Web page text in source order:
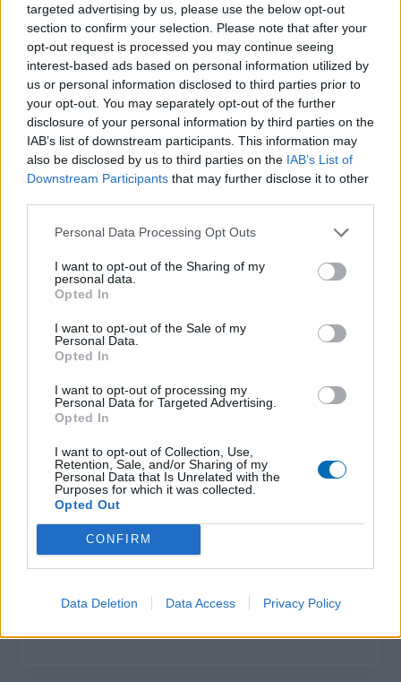
targeted advertising by us, please use the below opt-out
section to confirm your selection. Please note that after your
opt-out request is processed you may continue seeing
interest-based ads based on personal information utilized by
us or personal information disclosed to third parties prior to
your opt-out. You may separately opt-out of the further
disclosure of your personal information by third parties on the
IAB’s list of downstream participants. This information may
also be disclosed by us to third parties on the IAB’s List of
Downstream Participants that may further disclose it to other
Personal Data Processing Opt Outs
I want to opt-out of the Sharing of my
personal data.
Opted In
I want to opt-out of the Sale of my
Personal Data.
Opted In
I want to opt-out of processing my
Personal Data for Targeted Advertising.
Opted In
I want to opt-out of Collection, Use,
Retention, Sale, and/or Sharing of my
Personal Data that Is Unrelated with the
Purposes for which it was collected.
Opted Out
CONFIRM
Data Deletion Data Access Privacy Policy
PRÉCÉDENT
REJOINS
L’OLYMPIQUE DE
SAUMUR
SUIVANT
National 2 / Journée 1
A lire également
Le stage de perfectionnement